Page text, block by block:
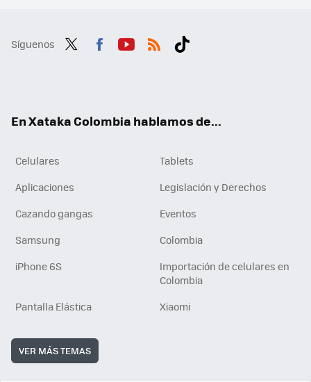
Síguenos
En Xataka Colombia hablamos de...
Celulares
Tablets
Aplicaciones
Legislación y Derechos
Cazando gangas
Eventos
Samsung
Colombia
iPhone 6S
Importación de celulares en
Colombia
Pantalla Elástica
Xiaomi
VER MÁS TEMAS